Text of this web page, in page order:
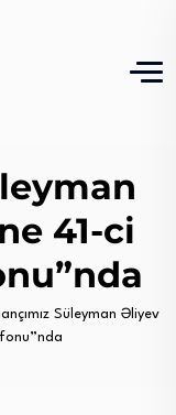
41-ci
Süleyman Əliyev